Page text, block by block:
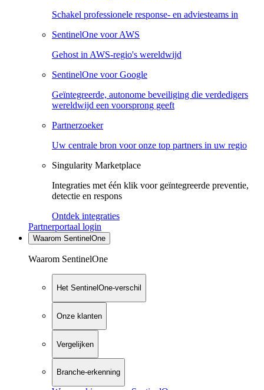
Schakel professionele response- en adviesteams in
SentinelOne voor AWS
Gehost in AWS-regio's wereldwijd
SentinelOne voor Google
Geïntegreerde, autonome beveiliging die verdedigers
wereldwijd een voorsprong geeft
Partnerzoeker
Uw centrale bron voor onze top partners in uw regio
Singularity Marketplace
Integraties met één klik voor geïntegreerde preventie,
detectie en respons
Ontdek integraties
Partnerportaal login
Waarom SentinelOne
Waarom SentinelOne
Het SentinelOne-verschil
Onze klanten
Vergelijken
Branche-erkenning